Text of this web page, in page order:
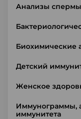
Анализы спермы
Биохимические
Детский
Женское
Иммунограммы,
иммунитета